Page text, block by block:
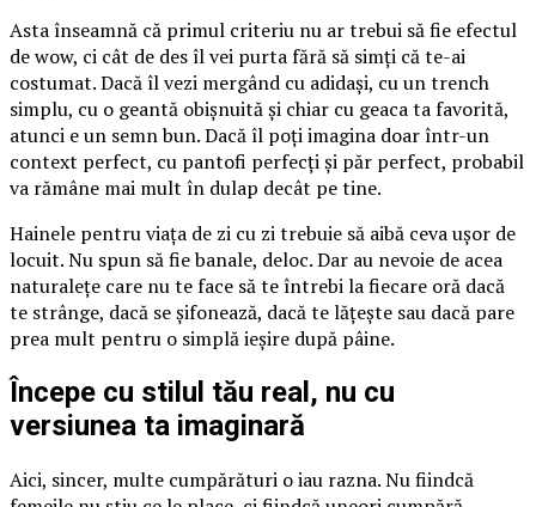
Asta înseamnă că primul criteriu nu ar trebui să fie efectul
de wow, ci cât de des îl vei purta fără să simți că te-ai
costumat. Dacă îl vezi mergând cu adidași, cu un trench
simplu, cu o geantă obișnuită și chiar cu geaca ta favorită,
atunci e un semn bun. Dacă îl poți imagina doar într-un
context perfect, cu pantofi perfecți și păr perfect, probabil
va rămâne mai mult în dulap decât pe tine.
Hainele pentru viața de zi cu zi trebuie să aibă ceva ușor de
locuit. Nu spun să fie banale, deloc. Dar au nevoie de acea
naturalețe care nu te face să te întrebi la fiecare oră dacă
te strânge, dacă se șifonează, dacă te lățește sau dacă pare
prea mult pentru o simplă ieșire după pâine.
Începe cu stilul tău real, nu cu
versiunea ta imaginară
Aici, sincer, multe cumpărături o iau razna. Nu fiindcă